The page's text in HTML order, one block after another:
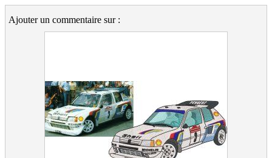
Ajouter un commentaire sur :